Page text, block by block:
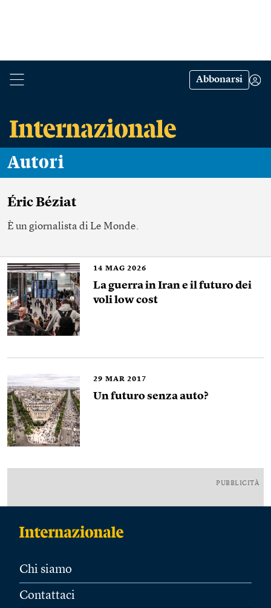
Abbonarsi
Autori
Éric Béziat
È un giornalista di Le Monde.
14 MAG 2026
La guerra in Iran e il futuro dei
voli low cost
29 MAR 2017
Un futuro senza auto?
PUBBLICITÀ
Chi siamo
Contattaci